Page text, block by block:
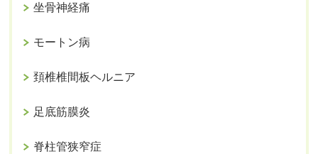
坐骨神経痛
モートン病
頚椎椎間板ヘルニア
足底筋膜炎
脊柱管狭窄症